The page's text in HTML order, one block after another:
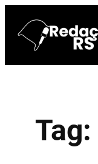
para
conteúdo
Tag: